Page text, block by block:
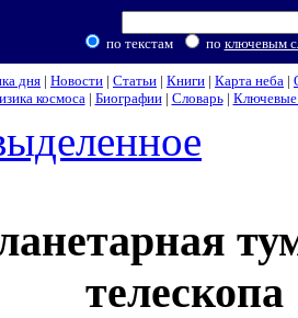
по текстам по ключевым
дня | Новости | Статьи | Книги | Карта неба |
космоса| Биографии| Словарь| Ключевые